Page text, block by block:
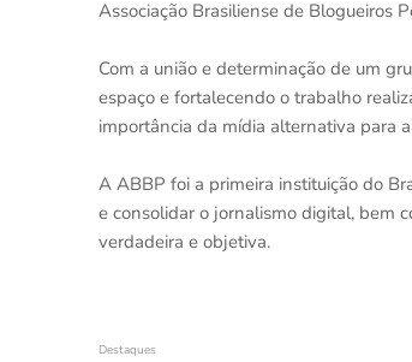
Associação Brasiliense de Blogueiros
Com a união e determinação de um
espaço e fortalecendo o trabalho
importância da mídia alternativa para
A ABBP foi a primeira instituição do
e consolidar o jornalismo digital, bem
verdadeira e objetiva.
Destaques